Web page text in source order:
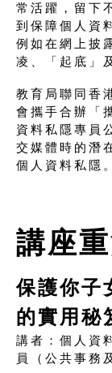
常活躍，留下
到保障個人資
例如在網上披
凌、「起底」
教育局聯同香
會攜手合辦「
資料私隱專員
交媒體時的潛
個人資料私隱。
講座
保護你
的實用秘
講者：個人資
員（公共事務